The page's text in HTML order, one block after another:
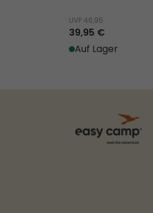
UVP46,95
39,95 €
Auf Lager